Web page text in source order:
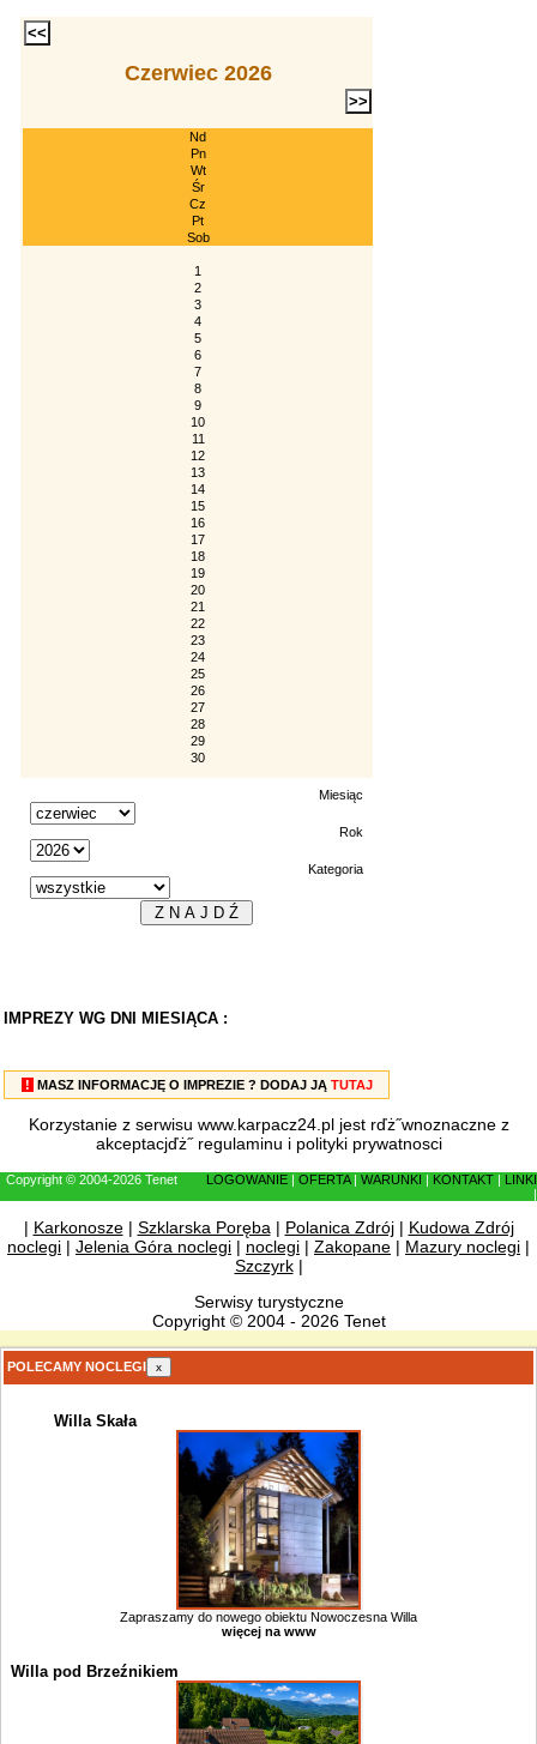
Czerwiec 2026
Nd
Pn
Wt
Śr
Cz
Pt
Sob
1
2
3
4
5
6
7
8
9
10
11
12
13
14
15
16
17
18
19
20
21
22
23
24
25
26
27
28
29
30
Miesiąc
Rok
Kategoria
IMPREZY WG DNI MIESIĄCA :
! MASZ INFORMACJĘ O IMPREZIE ? DODAJ JĄ TUTAJ
Korzystanie z serwisu www.karpacz24.pl jest rďż˝wnoznaczne z
akceptacjďż˝ regulaminu i polityki prywatnosci
Copyright © 2004-2026 Tenet LOGOWANIE OFERTA| WARUNKI KONTAKT
LINKI
| Karkonosze| Szklarska Poręba| Polanica Zdrój| Kudowa Zdrój
noclegi | Jelenia Góra noclegi | noclegi | Zakopane | Mazury noclegi |
Szczyrk|
Serwisy turystyczne
Copyright © 2004 - 2026 Tenet
POLECAMY NOCLEGI x
Willa Skała
Zapraszamy do nowego obiektu Nowoczesna Willa
więcej na www
Willa pod Brzeźnikiem